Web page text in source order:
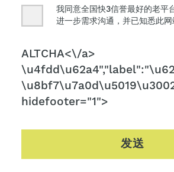
Consent
我同意全国快3信誉最好的老平
进一步需求沟通，并已知悉此网
CAPTCHA
ALTCHA<\/a>
hidefooter="1">
发送